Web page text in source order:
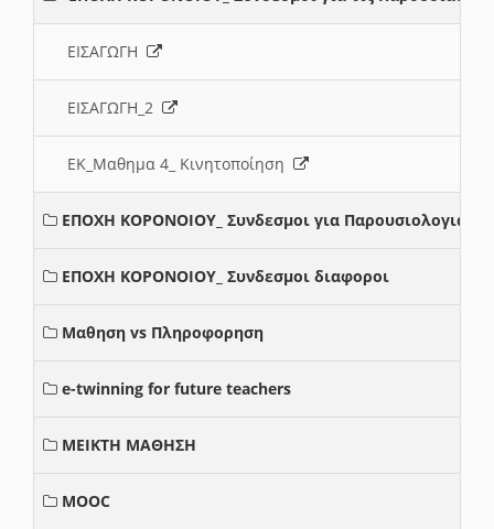
ΕΙΣΑΓΩΓΗ
ΕΙΣΑΓΩΓΗ_2
ΕΚ_Μαθημα 4_ Κινητοποίηση
ΕΠΟΧΗ ΚΟΡΟΝΟΙΟΥ_ Συνδεσμοι για Παρουσιολογια
ΕΠΟΧΗ ΚΟΡΟΝΟΙΟΥ_ Συνδεσμοι διαφοροι
Μαθηση vs Πληροφορηση
e-twinning for future teachers
ΜΕΙΚΤΗ ΜΑΘΗΣΗ
MOOC